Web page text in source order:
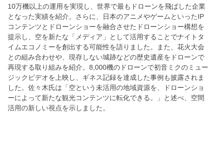
10万機以上の運用を実現し、世界で最もドローンを飛ばした企業
となった実績を紹介。さらに、日本のアニメやゲームといったIP
コンテンツとドローンショーを融合させたドローンショー構想を
提示し、空を新たな「メディア」として活用することでナイトタ
イムエコノミーを創出する可能性を語りました。また、花火大会
との組み合わせや、現存しない城跡などの歴史遺産をドローンで
再現する取り組みを紹介。8,000機のドローンで初音ミクのミュー
ジックビデオを上映し、ギネス記録を達成した事例も披露されま
した。佐々木氏は「空という未活用の地域資源を、ドローンショ
ーによって新たな観光コンテンツに転化できる。」と述べ、空間
活用の新しい視点を示しました。